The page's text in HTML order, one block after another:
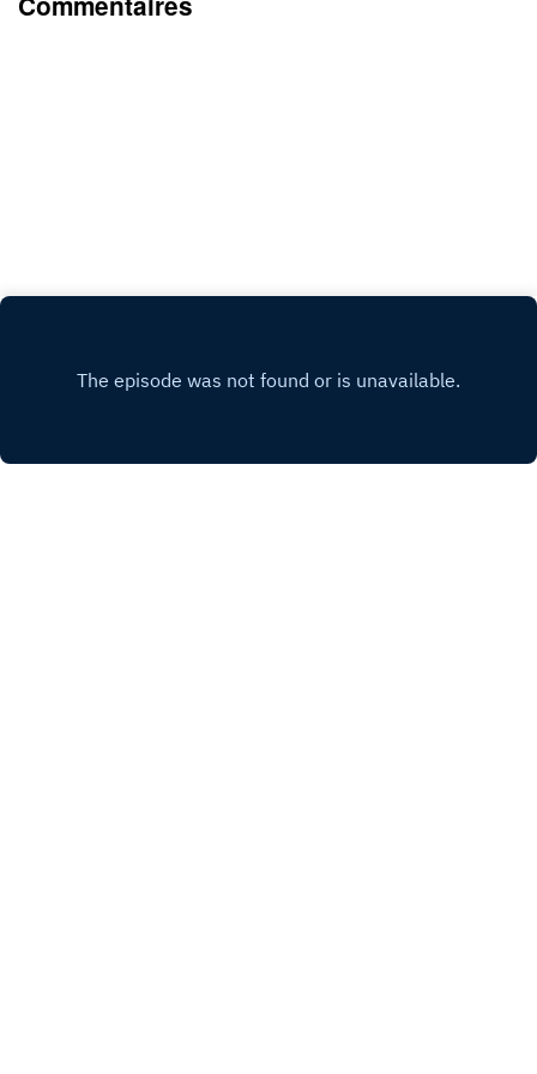
nouvel opus de la saga Century, Plan B Games
sonsGénériques : CODB - I've Done a beat